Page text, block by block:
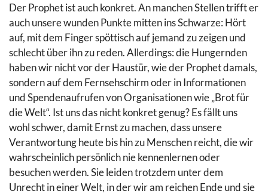
Der Prophet ist auch konkret. An manchen Stellen trifft er
auch unsere wunden Punkte mitten ins Schwarze: Hört
auf, mit dem Finger spöttisch auf jemand zu zeigen und
schlecht über ihn zu reden. Allerdings: die Hungernden
haben wir nicht vor der Haustür, wie der Prophet damals,
sondern auf dem Fernsehschirm oder in Informationen
und Spendenaufrufen von Organisationen wie „Brot für
die Welt“. Ist uns das nicht konkret genug? Es fällt uns
wohl schwer, damit Ernst zu machen, dass unsere
Verantwortung heute bis hin zu Menschen reicht, die wir
wahrscheinlich persönlich nie kennenlernen oder
besuchen werden. Sie leiden trotzdem unter dem
Unrecht in einer Welt, in der wir am reichen Ende und sie